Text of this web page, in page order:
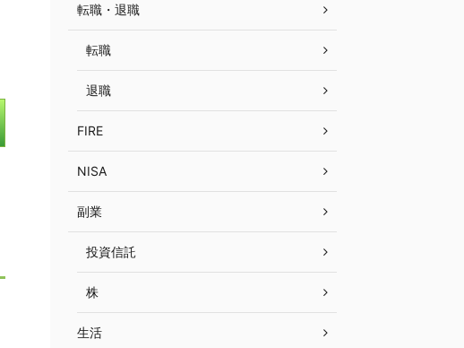
転職・退職
転職
退職
FIRE
NISA
副業
投資信託
株
生活